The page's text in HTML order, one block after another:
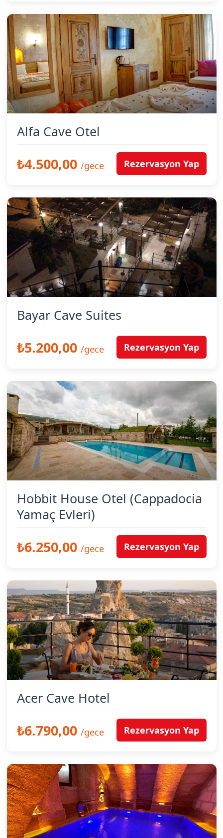
Alfa Cave Otel
₺4.500,00 /gece Rezervasyon Yap
Bayar Cave Suites
₺5.200,00 /gece Rezervasyon Yap
Hobbit House Otel (Cappadocia
Yamaç Evleri)
₺6.250,00 /gece Rezervasyon Yap
Acer Cave Hotel
₺6.790,00 /gece Rezervasyon Yap